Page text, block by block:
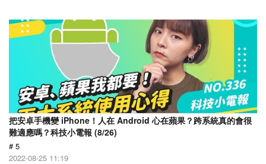
把安卓手機變 iPhone！人在 Android 心在蘋果？跨系統真的會很
難適應嗎？科技小電報 (8/26)
# 5
2022-08-25 11:19